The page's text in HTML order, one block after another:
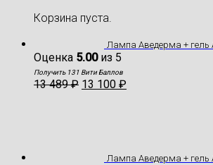
Корзина пуста.
Лампа Аведерма + гель
Оценка 5.00из 5
Получить 131 Вити Баллов
13 489₽ 13 100 ₽
Лампа Аведерма + гель